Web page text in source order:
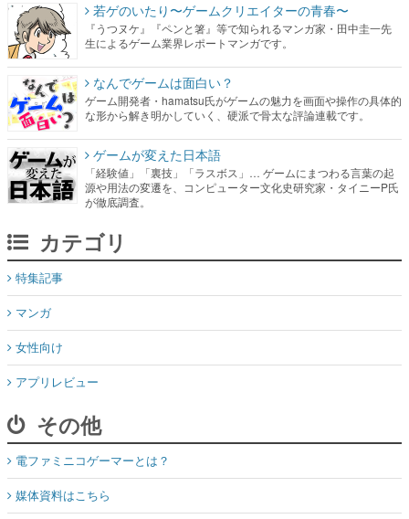
若ゲのいたり〜ゲームクリエイターの青春〜
『うつヌケ』『ペンと箸』等で知られるマンガ家・田中圭一先
生によるゲーム業界レポートマンガです。
なんでゲームは面白い？
ゲーム開発者・hamatsu氏がゲームの魅力を画面や操作の具体的
な形から解き明かしていく、硬派で骨太な評論連載です。
ゲームが変えた日本語
「経験値」「裏技」「ラスボス」… ゲームにまつわる言葉の起
源や用法の変遷を、コンピューター文化史研究家・タイニーP氏
が徹底調査。
カテゴリ
特集記事
マンガ
女性向け
アプリレビュー
その他
電ファミニコゲーマーとは？
媒体資料はこちら